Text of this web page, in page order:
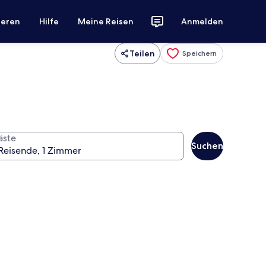
Hilfe Meine Reisen Anmelden
Teilen Speichern
Suchen